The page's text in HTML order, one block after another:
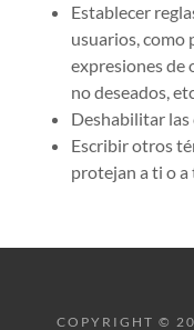
Establecer
usuarios, como
expresiones de
no deseados,
Deshabilitar las
Escribir otros
protejan a ti o a
COPYRIGHT ©